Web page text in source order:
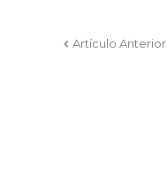
Artículo Anterior